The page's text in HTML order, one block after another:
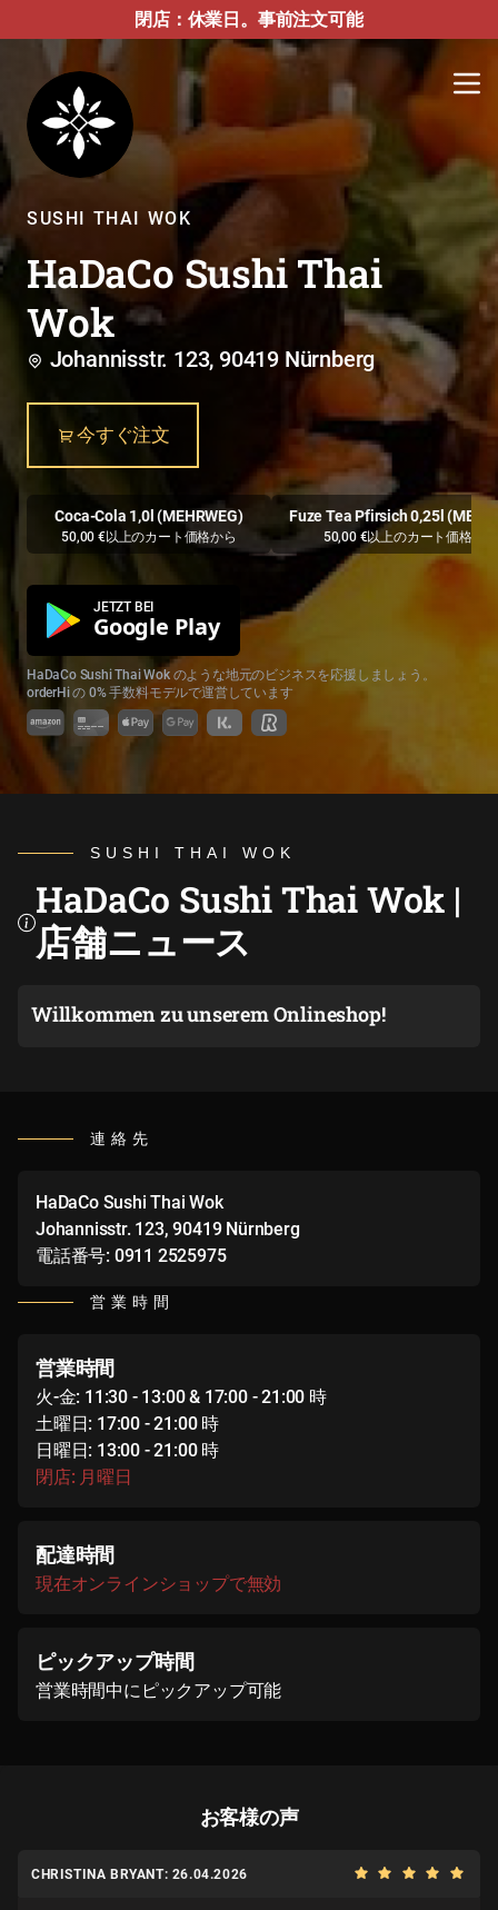
閉店：休業日。事前注文可能
SUSHI THAI WOK
HaDaCo Sushi Thai
Wok
Johannisstr. 123, 90419 Nürnberg
今すぐ注文
Coca-Cola 1,0l (MEHRWEG)
50,00 €以上のカート価格から
Fuze Tea Pfirsich 0,25l
50,00 €以上のカート価格から
JETZT BEI
Google Play
HaDaCo Sushi Thai Wok のような地元のビジネスを応援しましょう。
orderHi の 0% 手数料モデルで運営しています
SUSHI THAI WOK
HaDaCo Sushi Thai Wok |
店舗ニュース
Willkommen zu unserem Onlineshop!
連絡先
HaDaCo Sushi Thai Wok
Johannisstr. 123, 90419 Nürnberg
電話番号: 0911 2525975
営業時間
営業時間
火-金: 11:30 - 13:00 & 17:00 - 21:00 時
土曜日: 17:00 - 21:00 時
日曜日: 13:00 - 21:00 時
閉店: 月曜日
配達時間
現在オンラインショップで無効
ピックアップ時間
営業時間中にピックアップ可能
お客様の声
CHRISTINA BRYANT: 26.04.2026